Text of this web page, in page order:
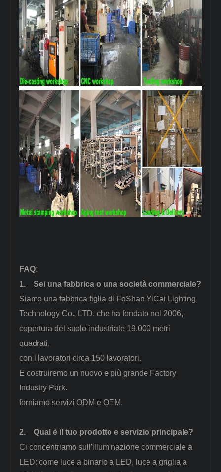
FAQ:
1.
Sei una fabbrica o una società commerciale?
Siamo una fabbrica figlia di FoShan YiCai Lighting
Technology Co., LTD. che ha fondato nel 2006,
copertura del suolo industriale 19.000 metri
quadrati,
con i lavoratori circa 150 lavoratori.
E costruiremo un nuovo e più grande Factory
Industry Park.
forniamo servizi ODM e OEM.
2.
Qual è il tuo prodotto e servizio principale?
Ci concentriamo sull'illuminazione commerciale a
LED: come luce a binario a LED, luce a griglia a